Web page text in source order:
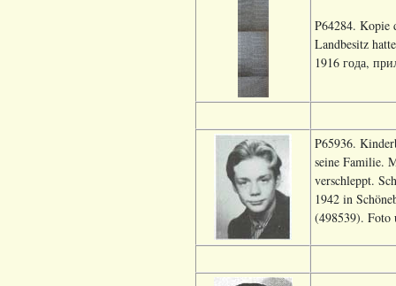
P64284. Kopie
Landbesitz
1916 года,
P65936.
seine Familie.
verschleppt.
1942 in
(498539). Foto